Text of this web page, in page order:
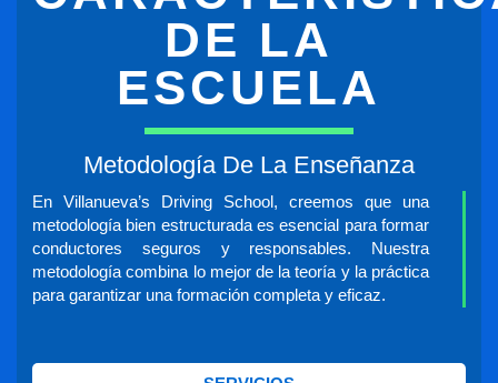
DE LA
ESCUELA
Metodología De La Enseñanza
En Villanueva’s Driving School, creemos que una
metodología bien estructurada es esencial para formar
conductores seguros y responsables. Nuestra
metodología combina lo mejor de la teoría y la práctica
para garantizar una formación completa y eficaz.